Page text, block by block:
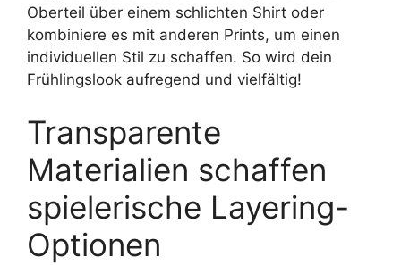
Oberteil über einem schlichten Shirt oder
kombiniere es mit anderen Prints, um einen
individuellen Stil zu schaffen. So wird dein
Frühlingslook aufregend und vielfältig!
Transparente
Materialien schaffen
spielerische Layering-
Optionen